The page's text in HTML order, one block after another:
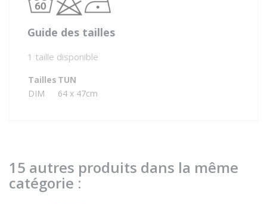
Guide des tailles
1 taille disponible
Tailles TUN
DIM
64 x 47cm
15 autres produits dans la même
catégorie :